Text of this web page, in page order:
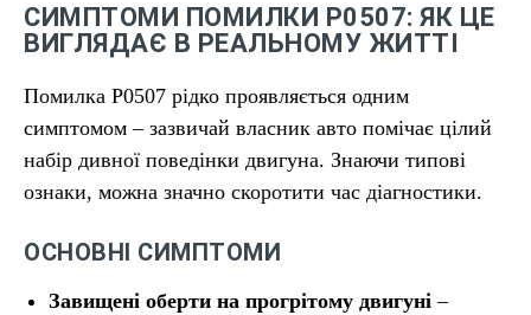
СИМПТОМИ ПОМИЛКИ P0507: ЯК ЦЕ
ВИГЛЯДАЄ В РЕАЛЬНОМУ ЖИТТІ
Помилка P0507 рідко проявляється одним
симптомом – зазвичай власник авто помічає цілий
набір дивної поведінки двигуна. Знаючи типові
ознаки, можна значно скоротити час діагностики.
ОСНОВНІ СИМПТОМИ
Завищені оберти на прогрітому двигуні –